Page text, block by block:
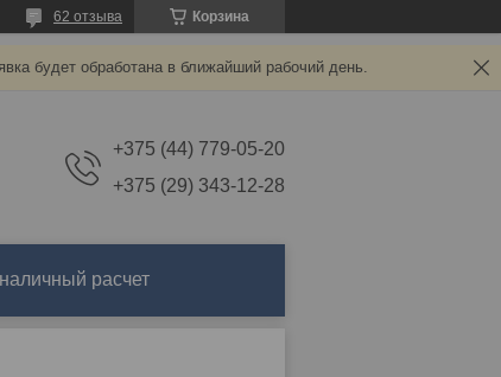
Корзина
62 отзыва
будет обработана в ближайший рабочий день.
+375 (44) 779-05-20
+375 (29) 343-12-28
расчет